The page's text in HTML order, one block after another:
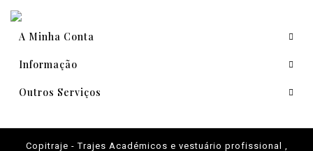
A Minha Conta
Informação
Outros Serviços
Copitraje - Trajes Académicos e vestuário profissional ,